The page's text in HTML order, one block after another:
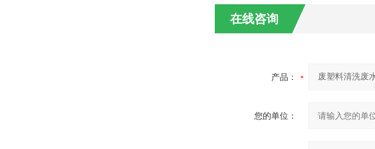
在线咨询
产品：
您的单位：